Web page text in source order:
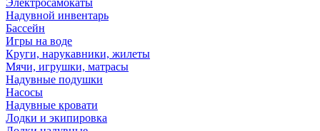
Электросамокаты
Надувной инвентарь
Бассейн
Игры на воде
Круги, нарукавники, жилеты
Мячи, игрушки, матрасы
Надувные подушки
Насосы
Надувные кровати
Лодки и экипировка